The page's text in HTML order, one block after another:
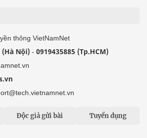
thông VietNamNet
(Hà Nội) - 0919435885 (Tp.HCM)
Độc giả gửi bài Tuyển dụng